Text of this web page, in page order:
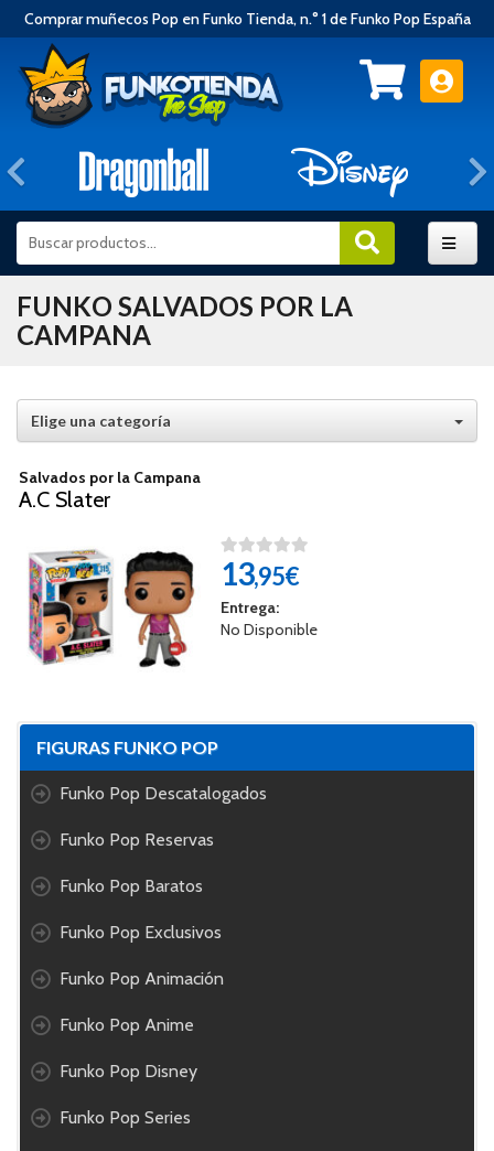
Comprar muñecos Pop en Funko Tienda, n.° 1 de Funko Pop España
Anterior
FUNKO SALVADOS POR LA
CAMPANA
Elige una categoría
Salvados por la Campana
A.C Slater
13,95€
Entrega:
No Disponible
FIGURAS FUNKO POP
Funko Pop Descatalogados
Funko Pop Reservas
Funko Pop Baratos
Funko Pop Exclusivos
Funko Pop Animación
Funko Pop Anime
Funko Pop Disney
Funko Pop Series